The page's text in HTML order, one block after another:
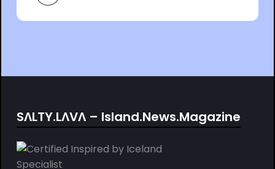
SΛLTY.LΛVΛ – Island.News.Magazine